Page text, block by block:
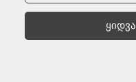
ყიდვა